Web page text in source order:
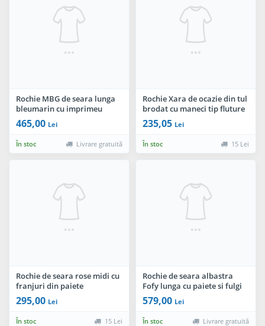
Rochie MBG de seara lunga
bleumarin cu imprimeu
floral
465,00 Lei
În stoc Livrare gratuită
Rochie Xara de ocazie din tul
brodat cu maneci tip fluture
si funda in talie
235,05 Lei
În stoc 15 Lei
Rochie de seara rose midi cu
franjuri din paiete
295,00 Lei
În stoc 15 Lei
Rochie de seara albastra
Fofy lunga cu paiete si fulgi
579,00 Lei
În stoc Livrare gratuită